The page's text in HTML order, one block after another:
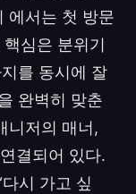
에서는 첫 방문
심은 분위기
를 동시에 잘
완벽히 맞춘
니저의 매너,
결되어 있다.
시 가고 싶